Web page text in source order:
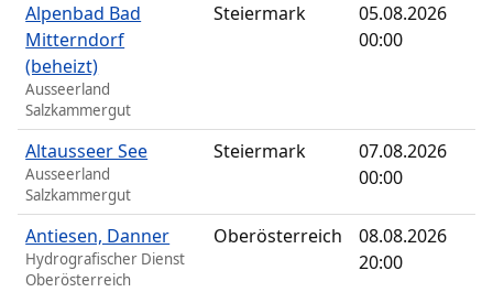
Alpenbad Bad
Mitterndorf
(beheizt)
Ausseerland
Salzkammergut
Steiermark
05.08.2026
00:00
Altausseer See
Ausseerland
Salzkammergut
Steiermark
07.08.2026
00:00
Antiesen, Danner
Hydrografischer Dienst
Oberösterreich
Oberösterreich
08.08.2026
20:00